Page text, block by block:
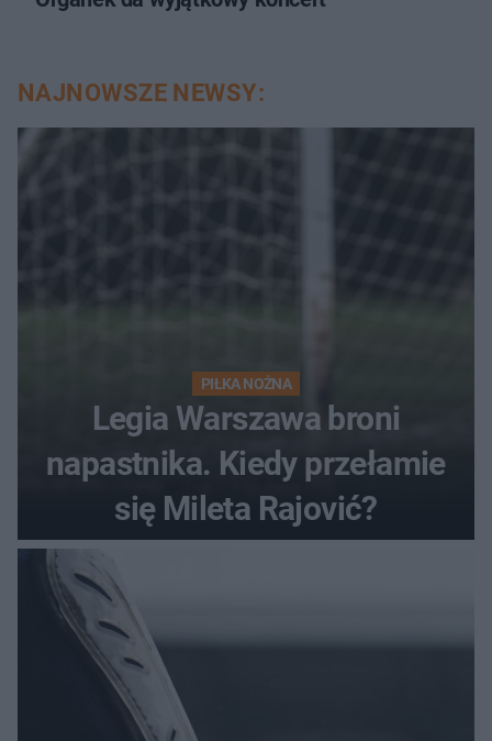
NAJNOWSZE NEWSY:
PIŁKA NOŻNA
Legia Warszawa broni
napastnika. Kiedy przełamie
się Mileta Rajović?